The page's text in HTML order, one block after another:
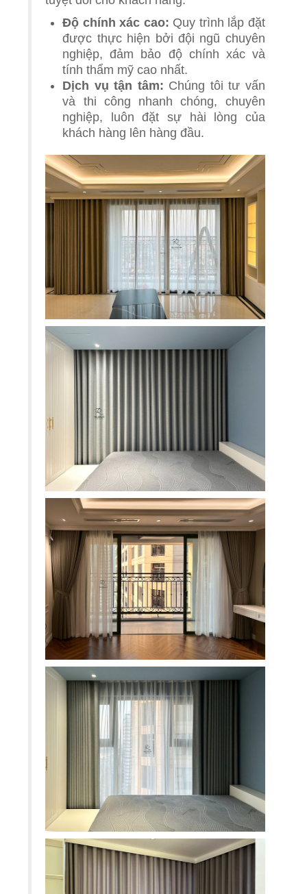
Độ chính xác cao: Quy trình lắp đặt
được thực hiện bởi đội ngũ chuyên
nghiệp, đảm bảo độ chính xác và
tính thẩm mỹ cao nhất.
Dịch vụ tận tâm: Chúng tôi tư vấn
và thi công nhanh chóng, chuyên
nghiệp, luôn đặt sự hài lòng của
khách hàng lên hàng đầu.